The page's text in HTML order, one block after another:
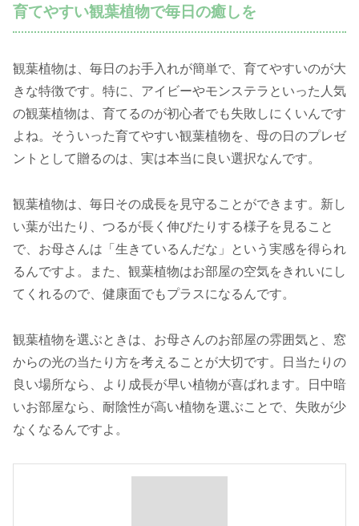
育てやすい観葉植物で毎日の癒しを
観葉植物は、毎日のお手入れが簡単で、育てやすいのが大
きな特徴です。特に、アイビーやモンステラといった人気
の観葉植物は、育てるのが初心者でも失敗しにくいんです
よね。そういった育てやすい観葉植物を、母の日のプレゼ
ントとして贈るのは、実は本当に良い選択なんです。
観葉植物は、毎日その成長を見守ることができます。新し
い葉が出たり、つるが長く伸びたりする様子を見ること
で、お母さんは「生きているんだな」という実感を得られ
るんですよ。また、観葉植物はお部屋の空気をきれいにし
てくれるので、健康面でもプラスになるんです。
観葉植物を選ぶときは、お母さんのお部屋の雰囲気と、窓
からの光の当たり方を考えることが大切です。日当たりの
良い場所なら、より成長が早い植物が喜ばれます。日中暗
いお部屋なら、耐陰性が高い植物を選ぶことで、失敗が少
なくなるんですよ。